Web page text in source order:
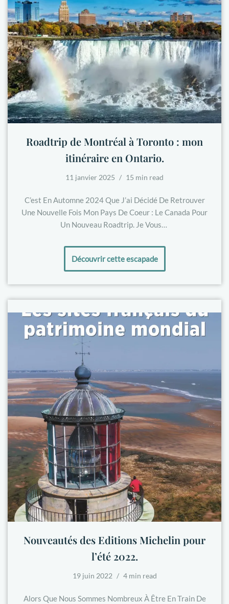
Roadtrip de Montréal à Toronto : mon
itinéraire en Ontario.
11 janvier 2025 15 min read
C’est En Automne 2024 Que J’ai Décidé De Retrouver
Une Nouvelle Fois Mon Pays De Coeur : Le Canada Pour
Un Nouveau Roadtrip. Je Vous…
Découvrir cette escapade
Nouveautés des Editions Michelin pour
l’été 2022.
19 juin 2022 4 min read
Alors Que Nous Sommes Nombreux À Être En Train De